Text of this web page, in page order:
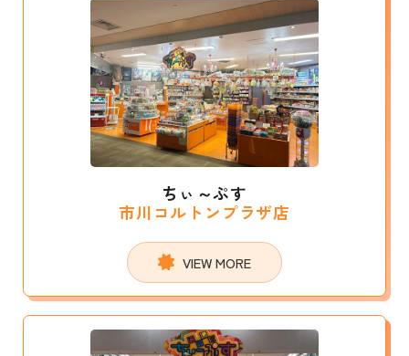
ちぃ～ぷす
市川コルトンプラザ店
VIEW MORE